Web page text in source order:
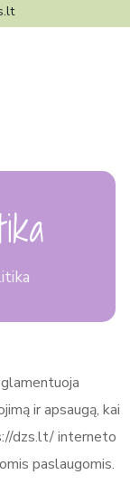
ir apsaugą, kai
dzs.lt/ interneto
paslaugomis.